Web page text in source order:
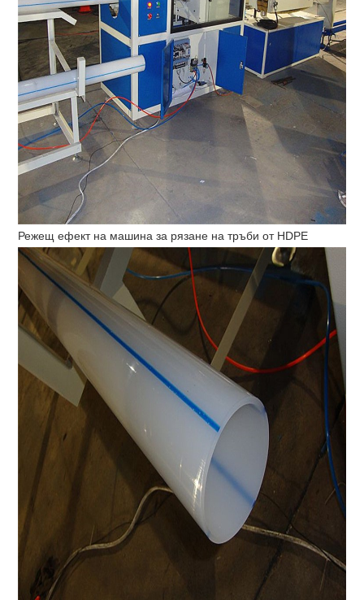
Режещ ефект на машина за рязане на тръби от HDPE